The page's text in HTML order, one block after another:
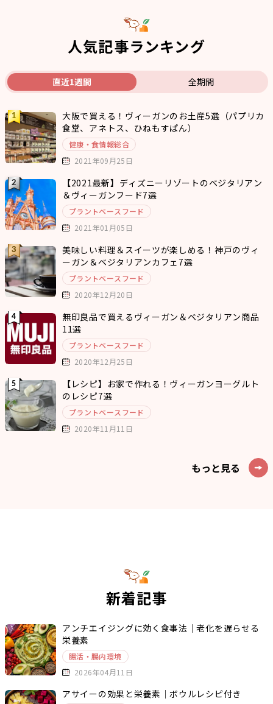
人気記事ランキング
直近1週間 全期間
大阪で買える！ヴィーガンのお土産5選（パプリカ
食堂、アネトス、ひねもすぱん）
健康・食情報総合
2021年09月25日
【2021最新】ディズニーリゾートのベジタリアン
＆ヴィーガンフード7選
プラントベースフード
2021年01月05日
美味しい料理＆スイーツが楽しめる！神戸のヴィ
ーガン＆ベジタリアンカフェ7選
プラントベースフード
2020年12月20日
無印良品で買えるヴィーガン＆ベジタリアン商品
11選
プラントベースフード
2020年12月25日
【レシピ】お家で作れる！ヴィーガンヨーグルト
のレシピ7選
プラントベースフード
2020年11月11日
もっと見る
新着記事
アンチエイジングに効く食事法｜老化を遅らせる
栄養素
腸活・腸内環境
2026年04月11日
アサイーの効果と栄養素｜ボウルレシピ付き